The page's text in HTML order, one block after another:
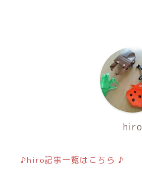
hiro
♪hiro記事一覧はこちら ♪